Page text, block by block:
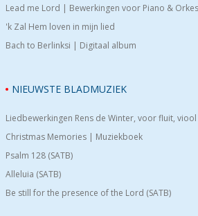
Lead me Lord | Bewerkingen voor Piano &
'k Zal Hem loven in mijn lied
Bach to Berlinksi | Digitaal album
NIEUWSTE BLADMUZIEK
Liedbewerkingen Rens de Winter, voor fluit,
Christmas Memories | Muziekboek
Psalm 128 (SATB)
Alleluia (SATB)
Be still for the presence of the Lord (SATB)